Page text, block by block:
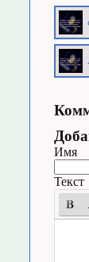
Имя
Текст